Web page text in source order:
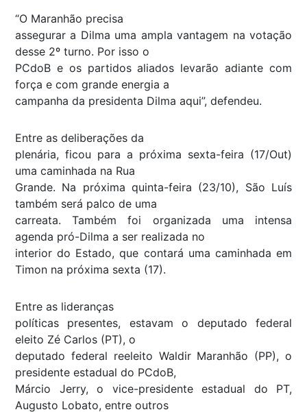
“O Maranhão precisa
assegurar a Dilma uma ampla vantagem na votação
desse 2º turno. Por isso o
PCdoB e os partidos aliados levarão adiante com
força e com grande energia a
campanha da presidenta Dilma aqui”, defendeu.
Entre as deliberações da
plenária, ficou para a próxima sexta-feira (17/Out)
uma caminhada na Rua
Grande. Na próxima quinta-feira (23/10), São Luís
também será palco de uma
carreata. Também foi organizada uma intensa
agenda pró-Dilma a ser realizada no
interior do Estado, que contará uma caminhada em
Timon na próxima sexta (17).
Entre as lideranças
políticas presentes, estavam o deputado federal
eleito Zé Carlos (PT), o
deputado federal reeleito Waldir Maranhão (PP), o
presidente estadual do PCdoB,
Márcio Jerry, o vice-presidente estadual do PT,
Augusto Lobato, entre outros